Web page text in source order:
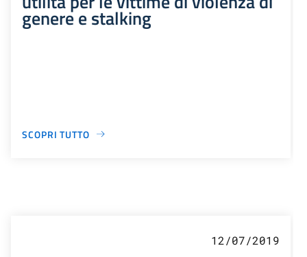
genere e stalking
SCOPRI TUTTO
12/07/2019